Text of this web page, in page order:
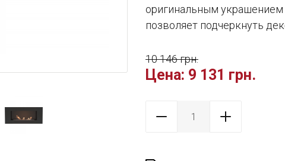
оригинальным украшением
позволяет подчеркнуть
Цена: 9 131 грн.
10 146 грн.